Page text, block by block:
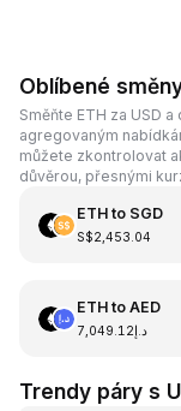
Oblíbené
Směňte ETH za USD
agregovaným
můžete zkontrolovat
důvěrou, přesnými
ETHto SGD
S$2,453.04
ETHto AED
د.إ7,049.12
Trendy páry s